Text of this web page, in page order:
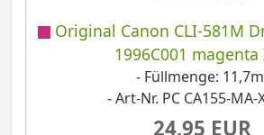
Original Canon CLI-581M
1996C001 magenta
- Füllmenge:
- Art-Nr. PC CA155-MA-
24,95 EUR